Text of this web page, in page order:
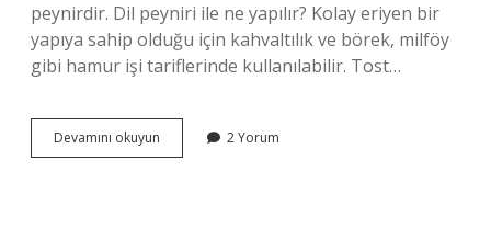
peynirdir. Dil peyniri ile ne yapılır? Kolay eriyen bir
yapıya sahip olduğu için kahvaltılık ve börek, milföy
gibi hamur işi tariflerinde kullanılabilir. Tost…
Devamını okuyun
Peyniri
2 Yorum